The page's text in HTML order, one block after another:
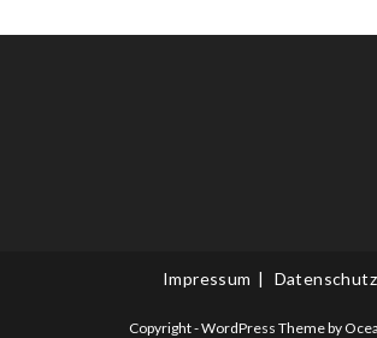
Impressum Datenschutz
Copyright - WordPress Theme by